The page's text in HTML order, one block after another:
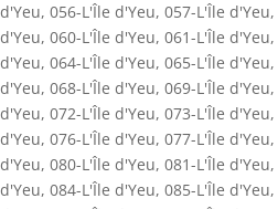
d'Yeu, 056-L'Île d'Yeu, 057-L'Île d'Yeu,
d'Yeu, 060-L'Île d'Yeu, 061-L'Île d'Yeu,
d'Yeu, 064-L'Île d'Yeu, 065-L'Île d'Yeu,
d'Yeu, 068-L'Île d'Yeu, 069-L'Île d'Yeu,
d'Yeu, 072-L'Île d'Yeu, 073-L'Île d'Yeu,
d'Yeu, 076-L'Île d'Yeu, 077-L'Île d'Yeu,
d'Yeu, 080-L'Île d'Yeu, 081-L'Île d'Yeu,
d'Yeu, 084-L'Île d'Yeu, 085-L'Île d'Yeu,